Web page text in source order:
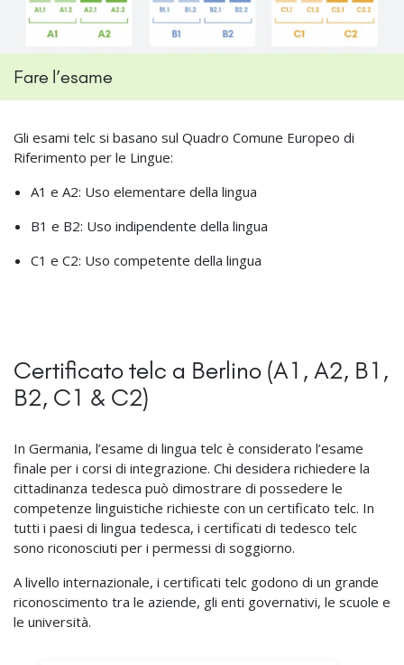
Fare l’esame
Gli esami telc si basano sul Quadro Comune Europeo di
Riferimento per le Lingue:
A1 e A2: Uso elementare della lingua
B1 e B2: Uso indipendente della lingua
C1 e C2: Uso competente della lingua
Certificato telc a Berlino (A1, A2, B1,
B2, C1 & C2)
In Germania, l’esame di lingua telc è considerato l’esame
finale per i corsi di integrazione. Chi desidera richiedere la
cittadinanza tedesca può dimostrare di possedere le
competenze linguistiche richieste con un certificato telc. In
tutti i paesi di lingua tedesca, i certificati di tedesco telc
sono riconosciuti per i permessi di soggiorno.
A livello internazionale, i certificati telc godono di un grande
riconoscimento tra le aziende, gli enti governativi, le scuole e
le università.